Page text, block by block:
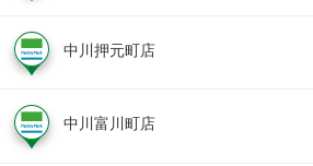
中川押元町店
中川富川町店